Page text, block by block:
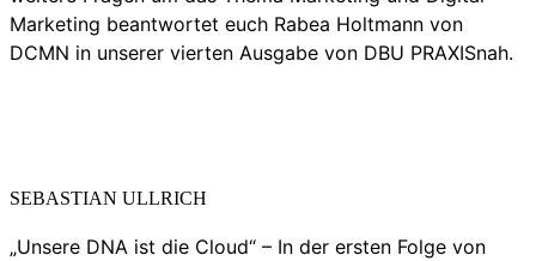
Marketing beantwortet euch Rabea Holtmann von
DCMN in unserer vierten Ausgabe von DBU PRAXISnah.
SEBASTIAN ULLRICH
„Unsere DNA ist die Cloud“ – In der ersten Folge von